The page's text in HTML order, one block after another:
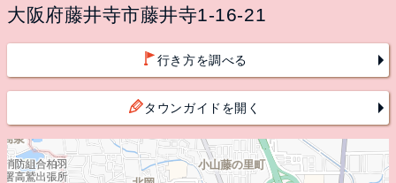
大阪府藤井寺市藤井寺1-16-21
行き方を調べる
タウンガイドを開く